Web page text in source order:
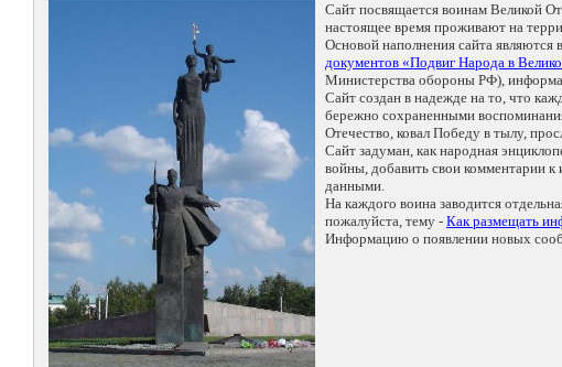
Сайт посвящается воинам Великой
настоящее время проживают на
Основой наполнения сайта
документов «Подвиг Народа в
Министерства обороны РФ),
Сайт создан в надежде на то, что
бережно сохраненными
Отечество, ковал Победу в тылу,
Сайт задуман, как народная
войны, добавить свои комментарии
данными.
На каждого воина заводится
пожалуйста, тему - Как размещать
Информацию о появлении новых